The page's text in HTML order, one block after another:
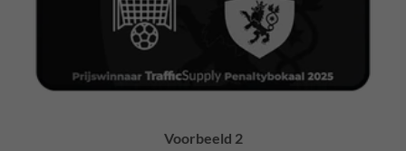
Voorbeeld 2